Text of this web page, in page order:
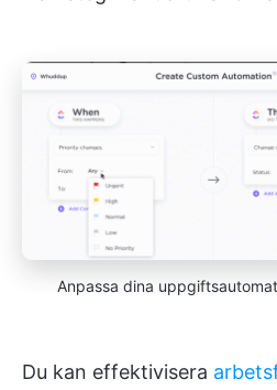
Anpassa dina
Du kan effektivisera